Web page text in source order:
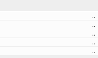
..
..
..
..
..